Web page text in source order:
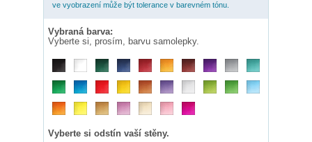
ve vyobrazení může být tolerance v barevném tónu.
Vybraná barva:
Vyberte si, prosím, barvu samolepky.
Vyberte si odstín vaší stěny.